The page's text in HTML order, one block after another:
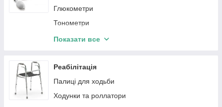
Глюкометри
Тонометри
Небулайзери (інгалятори)
Ваги і монітори складу тіла
Пульсоксиметри
Бактерицидні опромінювачі та рециркулятори
Показати все
Реабілітація
Палиці для ходьби
Ходунки та роллатори